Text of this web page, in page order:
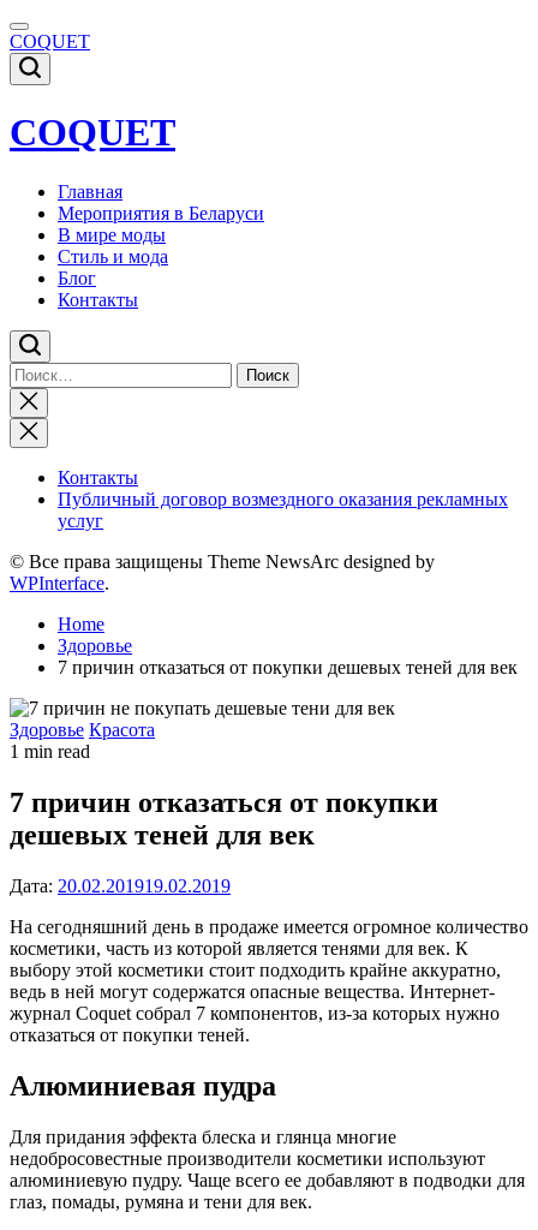
Skip
to
content
COQUET
COQUET
Главная
Мероприятия в Беларуси
В мире моды
Стиль и мода
Блог
Контакты
Найти:
Close
search
Контакты
Публичный договор возмездного оказания рекламных
услуг
© Все права защищены Theme NewsArc designed by
WPInterface.
Home
Здоровье
7 причин отказаться от покупки дешевых теней для век
Posted
in
Здоровье Красота
Estimated
time
1 min read
7 причин отказаться от покупки
дешевых теней для век
Дата: 20.02.201919.02.2019
На сегодняшний день в продаже имеется огромное количество
косметики, часть из которой является тенями для век. К
выбору этой косметики стоит подходить крайне аккуратно,
ведь в ней могут содержатся опасные вещества. Интернет-
журнал Coquet собрал 7 компонентов, из-за которых нужно
отказаться от покупки теней.
Алюминиевая пудра
Для придания эффекта блеска и глянца многие
недобросовестные производители косметики используют
алюминиевую пудру. Чаще всего ее добавляют в подводки для
глаз, помады, румяна и тени для век.